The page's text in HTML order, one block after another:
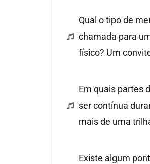
Qual o tipo de
chamada para
físico? Um
Em quais partes
ser contínua
mais de uma
Existe algum